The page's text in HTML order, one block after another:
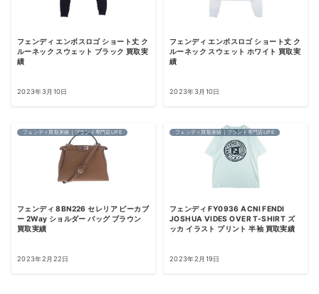
フェンディ エンボスロゴ ショート丈 ク
ルーネック スウェット ブラック 買取実
績
2023年3月10日
フェンディ エンボスロゴ ショート丈 ク
ルーネック スウェット ホワイト 買取実
績
2023年3月10日
フェンディ買取実績｜ブランド専門店LIFE
フェンディ 8BN226 セレリア ピーカブ
ー 2Way ショルダー バッグ ブラウン
買取実績
2023年2月22日
フェンディ買取実績｜ブランド専門店LIFE
フェンディ FY0936 ACNI FENDI
JOSHUA VIDES OVER T-SHIRT ズ
ッカ イラスト プリント 半袖 買取実績
2023年2月19日